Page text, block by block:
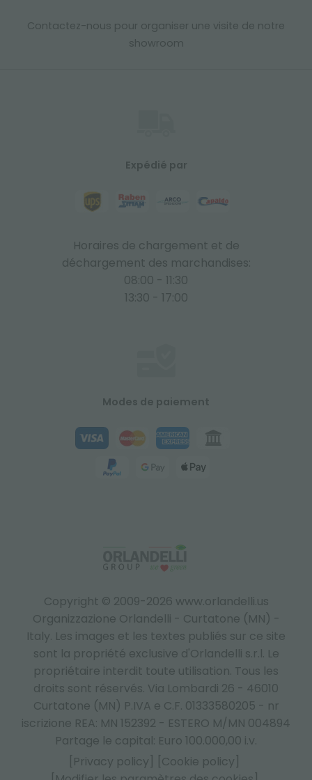
Contactez-nous pour organiser une visite de notre
showroom
Copyright © 2009-2026 www.orlandelli.us
Organizzazione Orlandelli - Curtatone (MN) -
Italy. Les images et les textes publiés sur ce site
sont la propriété exclusive d'Orlandelli s.r.l. Le
propriétaire interdit toute utilisation. Tous les
droits sont réservés. Via Lombardi 26 - 46010
Curtatone (MN) P.IVA e C.F. 01333580205 - nr
iscrizione REA: MN 152392 - ESTERO M/MN 004894
Partage le capital: Euro 100.000,00 i.v.
[Privacy policy]
[Cookie policy]
Expédié par
Horaires de chargement et de
déchargement des marchandises:
08:00 - 11:30
13:30 - 17:00
Modes de paiement